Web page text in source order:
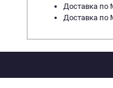
Доставка по
Доставка по